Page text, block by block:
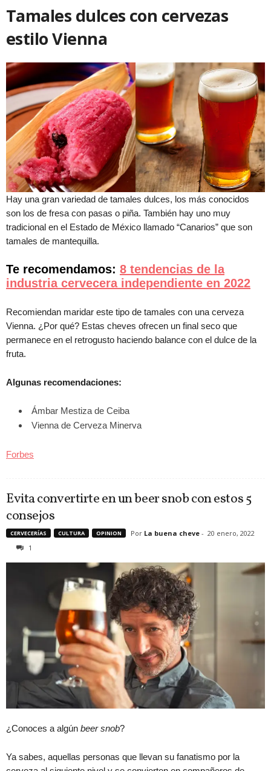
Tamales dulces con cervezas
estilo Vienna
Hay una gran variedad de tamales dulces, los más conocidos
son los de fresa con pasas o piña. También hay uno muy
tradicional en el Estado de México llamado “Canarios” que son
tamales de mantequilla.
Te recomendamos: 8 tendencias de la
industria cervecera independiente en 2022
Recomiendan maridar este tipo de tamales con una cerveza
Vienna. ¿Por qué? Estas cheves ofrecen un final seco que
permanece en el retrogusto haciendo balance con el dulce de la
fruta.
Algunas recomendaciones:
Ámbar Mestiza de Ceiba
Vienna de Cerveza Minerva
Forbes
Evita convertirte en un beer snob con estos 5
consejos
CERVECERÍAS CULTURA OPINION Por La buena cheve - 20 enero, 2022
1
¿Conoces a algún beer snob?
Ya sabes, aquellas personas que llevan su fanatismo por la